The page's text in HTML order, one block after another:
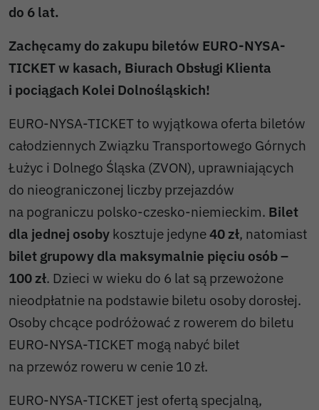
do 6 lat.
Zachęcamy do zakupu biletów EURO-NYSA-
TICKET w kasach, Biurach Obsługi Klienta
i pociągach Kolei Dolnośląskich!
EURO-NYSA-TICKET to wyjątkowa oferta biletów
całodziennych Związku Transportowego Górnych
Łużyc i Dolnego Śląska (ZVON), uprawniających
do nieograniczonej liczby przejazdów
na pograniczu polsko-czesko-niemieckim. Bilet
dla jednej osoby kosztuje jedyne40 zł, natomiast
bilet grupowy dla maksymalnie pięciu osób –
100 zł. Dzieci w wieku do 6 lat są przewożone
nieodpłatnie na podstawie biletu osoby dorosłej.
Osoby chcące podróżować z rowerem do biletu
EURO-NYSA-TICKET mogą nabyć bilet
na przewóz roweru w cenie 10 zł.
EURO-NYSA-TICKET jest ofertą specjalną,